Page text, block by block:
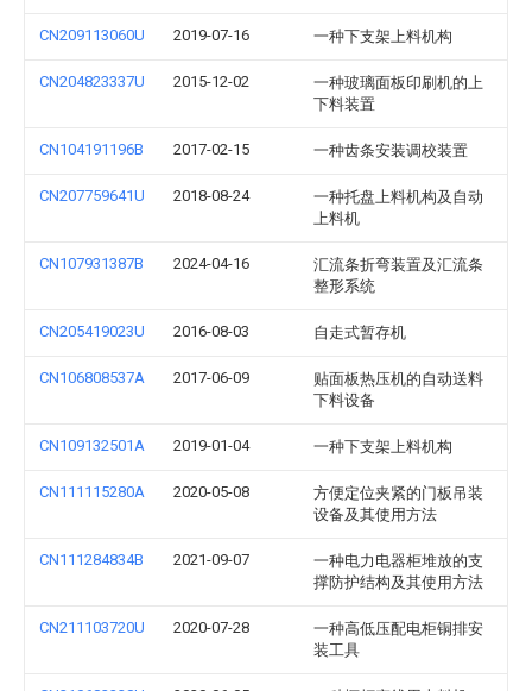
CN209113060U 2019-07-16 一种下支架上料机构
CN204823337U 2015-12-02
一种玻璃面板印刷机的上
下料装置
CN104191196B 2017-02-15 一种齿条安装调校装置
CN207759641U 2018-08-24
一种托盘上料机构及自动
上料机
CN107931387B 2024-04-16
汇流条折弯装置及汇流条
整形系统
CN205419023U 2016-08-03 自走式暂存机
CN106808537A 2017-06-09
贴面板热压机的自动送料
下料设备
CN109132501A 2019-01-04 一种下支架上料机构
CN111115280A 2020-05-08
方便定位夹紧的门板吊装
设备及其使用方法
CN111284834B 2021-09-07
一种电力电器柜堆放的支
撑防护结构及其使用方法
CN211103720U 2020-07-28
一种高低压配电柜铜排安
装工具